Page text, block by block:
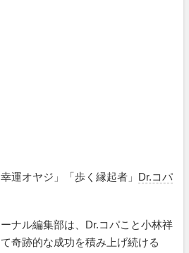
運オヤジ」「歩く縁起者」 Dr.コパ
ナル編集部は、Dr.コパこと小林祥
奇跡的な成功を積み上げ続ける